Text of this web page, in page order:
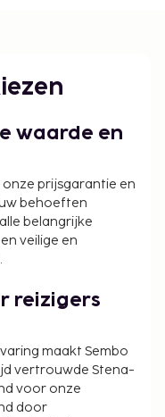
Gasten van dit
accommodatie te
inclusief
per
borgsom van
de
huisdieren en
waarde en
prijsgarantie en
behoeften
belangrijke
veilige en
reizigers
maakt Sembo
vertrouwde Stena-
voor onze
door